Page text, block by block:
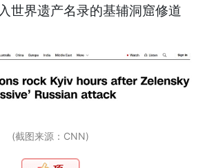
世界遗产名录的基辅洞窟修道
(截图来源：CNN)